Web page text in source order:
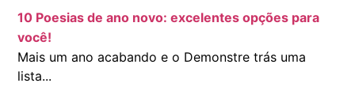
10 Poesias de ano novo: excelentes opções para
você!
Mais um ano acabando e o Demonstre trás uma
lista...